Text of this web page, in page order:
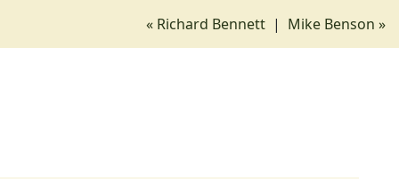
« Richard Bennett | Mike Benson »